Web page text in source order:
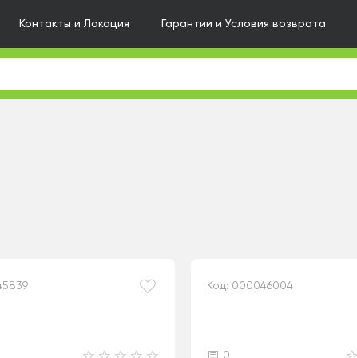
Контакты и Локация Гарантии и Условия возврата
Код: 000046004
0